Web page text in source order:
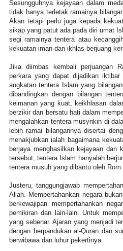
Sesungguhnya kejayaan dalam
tidak hanya terletak ramainya
Akan tetapi perlu juga kepada
sikap yang patut ada pada diri umat
segi ramainya tentera atau
kekuatan iman dan ikhlas berjuang
Jika diimbas kembali perjuangan
perkara yang dapat dijadikan
angkatan tentera Islam yang
dibandingkan dengan bilangan
keimanan yang kuat, keikhlasan
berzikir dan bersatu hati dalam
mengalahkan tentera musyrikin di
lebih ramai bilangannya disertai
menakjubkan ialah bagaimana
berjaya menghasilkan kejayaan dan
tersebut, tentera Islam hanyalah
tentera musuh yang dibantu oleh Rom
Justeru, tanggungjawab
Allah. Mempertahankan negara
berkewajipan mempertahankan
pemikiran dan lain-lain. Untuk
yang sebenar. Ajaran yang menjadi
dengan berpandukan al-Quran dan
berwibawa dan luhur pekertinya.